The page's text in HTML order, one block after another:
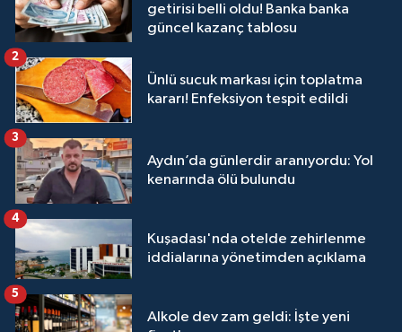
getirisi belli oldu! Banka banka
güncel kazanç tablosu
Ünlü sucuk markası için toplatma
kararı! Enfeksiyon tespit edildi
2
Aydın’da günlerdir aranıyordu: Yol
kenarında ölü bulundu
3
Kuşadası'nda otelde zehirlenme
iddialarına yönetimden açıklama
4
Alkole dev zam geldi: İşte yeni
5